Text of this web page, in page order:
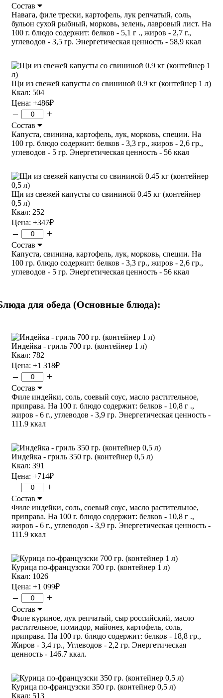
Состав
Навага, филе трески, картофель, лук репчатый, соль,
бульон сухой рыбный, морковь, зелень, лавровый лист. На
100 г. блюдо содержит: белков - 5,1 г ., жиров - 2,7 г.,
углеводов - 3,5 гр. Энергетическая ценность - 58,9 ккал
Щи из свежей капусты со свининой 0.9 кг (контейнер 1 л)
Ккал: 504
Цена: +486₽
– +
Состав
Капуста, свинина, картофель, лук, морковь, специи. На
100 гр. блюдо содержит: белков - 3,3 гр., жиров - 2,6 гр.,
углеводов - 5 гр. Энергетическая ценность - 56 ккал
Щи из свежей капусты со свининой 0.45 кг (контейнер
0,5 л)
Ккал: 252
Цена: +347₽
– +
Состав
Капуста, свинина, картофель, лук, морковь, специи. На
100 гр. блюдо содержит: белков - 3,3 гр., жиров - 2,6 гр.,
углеводов - 5 гр. Энергетическая ценность - 56 ккал
для обеда (Основные блюда):
Индейка - гриль 700 гр. (контейнер 1 л)
Ккал: 782
Цена: +1 318₽
– +
Состав
Филе индейки, соль, соевый соус, масло растительное,
приправа. На 100 г. блюдо содержит: белков - 10,8 г .,
жиров - 6 г., углеводов - 3,9 гр. Энергетическая ценность -
111.9 ккал
Индейка - гриль 350 гр. (контейнер 0,5 л)
Ккал: 391
Цена: +714₽
– +
Состав
Филе индейки, соль, соевый соус, масло растительное,
приправа. На 100 г. блюдо содержит: белков - 10,8 г .,
жиров - 6 г., углеводов - 3,9 гр. Энергетическая ценность -
111.9 ккал
Курица по-французски 700 гр. (контейнер 1 л)
Ккал: 1026
Цена: +1 099₽
– +
Состав
Филе куриное, лук репчатый, сыр российский, масло
растительное, помидор, майонез, картофель, соль,
приправа. На 100 гр. блюдо содержит: белков - 18,8 гр.,
Жиров - 3,4 гр., Углеводов - 2,2 гр. Энергетическая
ценность - 146.7 ккал.
Курица по-французски 350 гр. (контейнер 0,5 л)
Ккал: 513